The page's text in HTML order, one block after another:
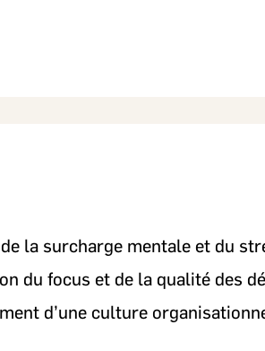
la surcharge mentale et du
du focus et de la qualité des
d’une culture